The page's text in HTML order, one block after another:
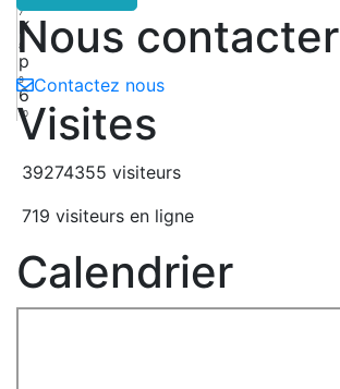
7
K
8
p
9
6
10
Nous contacter
Contactez nous
Visites
39274355 visiteurs
719 visiteurs en ligne
Calendrier